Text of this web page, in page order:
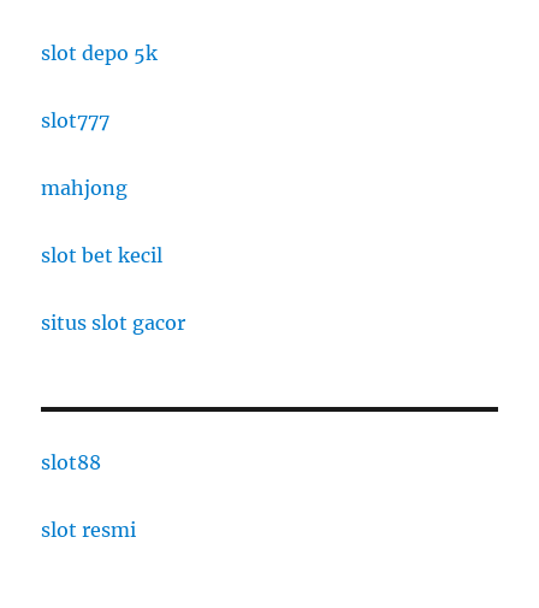
slot depo 5k
slot777
mahjong
slot bet kecil
situs slot gacor
slot88
slot resmi